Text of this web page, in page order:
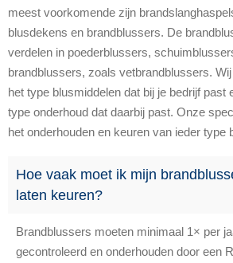
meest voorkomende zijn
blusdekens en brandblussers. De
verdelen in poederblussers,
brandblussers, zoals vetbrandblussers.
het type blusmiddelen dat bij je bedrijf past
type onderhoud dat daarbij past. Onze
het onderhouden en keuren van ieder type
Hoe vaak moet ik mijn
laten keuren?
Brandblussers moeten minimaal 1× per
gecontroleerd en onderhouden door een